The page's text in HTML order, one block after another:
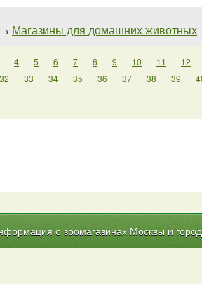
→ Магазины для домашних животных
4 5 6 7 8 9 10 11
12
32 33 34 35 36 37 38 39
о зоомагазинах Москвы и